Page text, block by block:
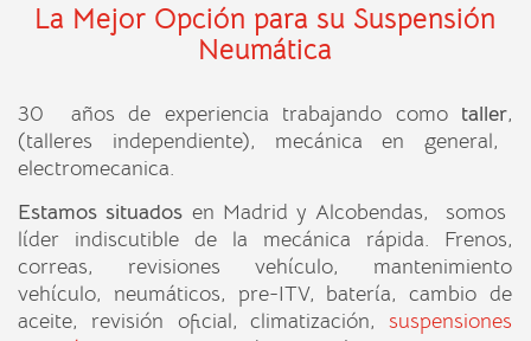
La Mejor Opción para su Suspensión
Neumática
30 años de experiencia trabajando como taller,
(talleres independiente),
mecánica en general,
electromecanica.
Estamos situados en Madrid y Alcobendas, somos
líder indiscutible de la mecánica rápida. Frenos,
correas, revisiones vehículo, mantenimiento
vehículo, neumáticos, pre-ITV, batería, cambio de
aceite, revisión oficial, climatización, suspensiones